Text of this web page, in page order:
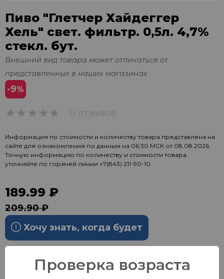
Пиво "Глетчер Хайдеггер
Хель" свет. фильтр. 0,5л. 4,7%
стекл. бут.
Внешний вид товара может отличаться от
представленных в наших магазинах
-9%
0 отзывов
Информация по стоимости и количеству товара представлена на
сайте для ознакомления по данным на 06:30 МСК от 08.08.2026.
Точную информацию по количеству и стоимости товара
уточняйте по горячей линии +7(843) 211-90-10
189.99 ₽
209.90 ₽
Хочу знать, когда будет
Проверка возраста